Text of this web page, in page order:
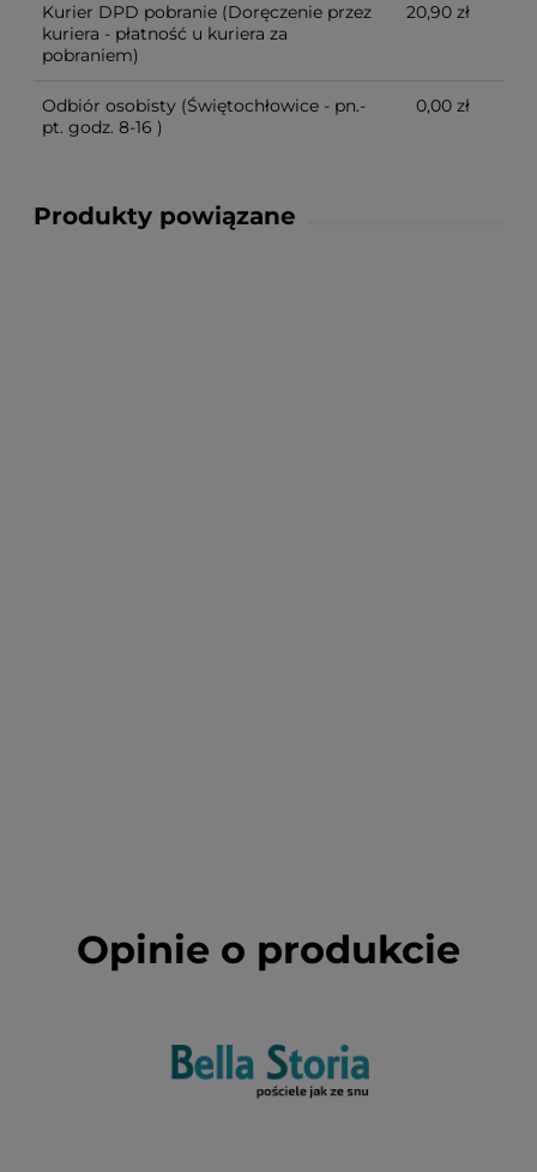
Kurier DPD pobranie (Doręczenie przez
kuriera - płatność u kuriera za
pobraniem)
20,90 zł
Odbiór osobisty (Świętochłowice - pn.-
pt. godz. 8-16 )
0,00 zł
Produkty powiązane
Opinie o produkcie